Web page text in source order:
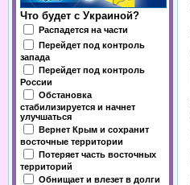
Что будет с Украиной?
Распадется на части
Перейдет под контроль
запада
Перейдет под контроль
России
Обстановка
стабилизируется и начнет
улучшаться
Вернет Крым и сохранит
восточные территории
Потеряет часть восточных
территорий
Обнищает и влезет в долги